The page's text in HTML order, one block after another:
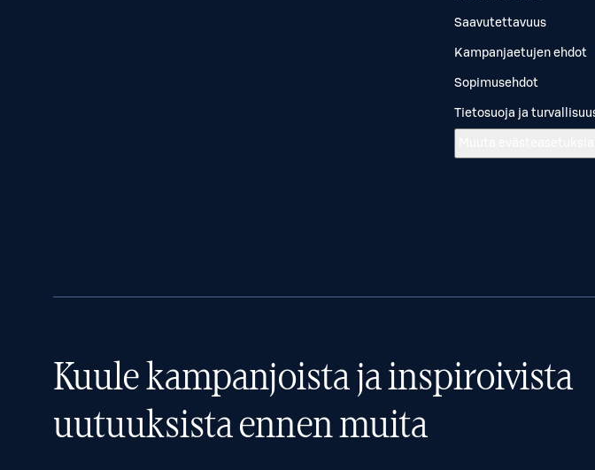
Saavutettavuus
Kampanjaetujen ehdot
Sopimusehdot
Tietosuoja ja
Kuule kampanjoista ja inspiroivista
uutuuksista ennen muita